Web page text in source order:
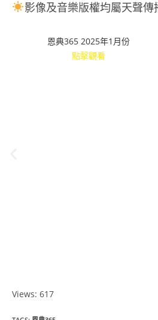
影像及音樂版權均屬天聲
恩典365 2025年1月份
點擊觀看
Views: 617